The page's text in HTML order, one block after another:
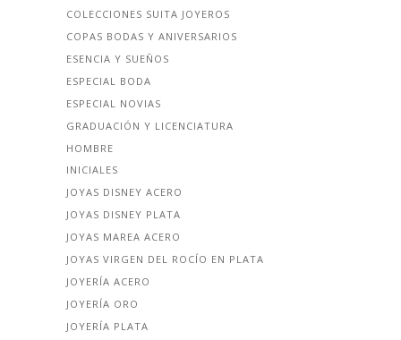
COLECCIONES SUITA JOYEROS
COPAS BODAS Y ANIVERSARIOS
ESENCIA Y SUEÑOS
ESPECIAL BODA
ESPECIAL NOVIAS
GRADUACIÓN Y LICENCIATURA
HOMBRE
INICIALES
JOYAS DISNEY ACERO
JOYAS DISNEY PLATA
JOYAS MAREA ACERO
JOYAS VIRGEN DEL ROCÍO EN PLATA
JOYERÍA ACERO
JOYERÍA ORO
JOYERÍA PLATA